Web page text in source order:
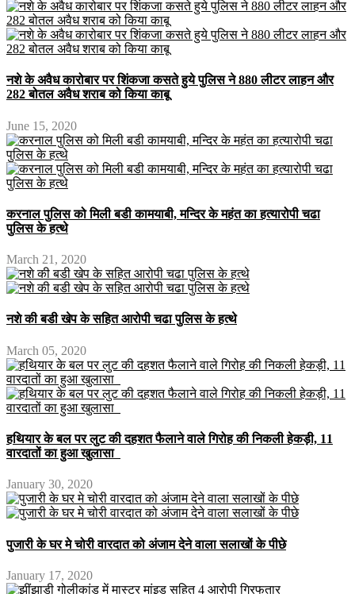
नशे के अवैध कारोबार पर शिंकजा कसते हुये पुलिस ने 880 लीटर लाहन और
282 बोतल अवैध शराब को किया काबू
June 15, 2020
करनाल पुलिस को मिली बडी कामयाबी, मन्दिर के महंत का हत्यारोपी चढा
पुलिस के हत्थे
March 21, 2020
नशे की बडी खेप के सहित आरोपी चढा पुलिस के हत्थे
March 05, 2020
हथियार के बल पर लुट की दहशत फैलाने वाले गिरोह की निकली हेकड़ी, 11
वारदातों का हुआ खुलासा
January 30, 2020
पुजारी के घर मे चोरी वारदात को अंजाम देने वाला सलाखों के पीछे
January 17, 2020